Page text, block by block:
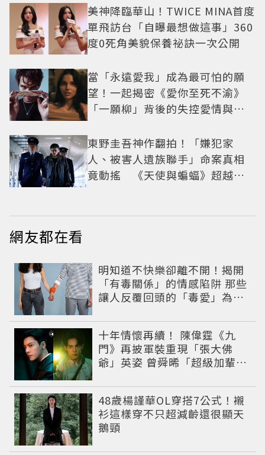
美神降臨華山！TWICE MINA首度
單飛訪台「自曝最想做這事」360
度0死角美貌保養祕訣一次公開
當「永遠愛我」成為最可怕的願
望！一起揭密《愛你至死不渝》
「一願柳」背後的失控愛情與爆
東野圭吾神作翻拍！「嫌犯家
人、被害人遺族聯手」命案真相
竟動搖 《天使與蝙蝠》超越懸
網友都在看
明知道不快樂卻離不開！揭開
「有毒關係」的情感陷阱 那些
讓人反覆回頭的「毒愛」為何
十年情懷再續！ 陳偉霆《九
門》再披軍裝重現「張大佛
爺」英姿 曾舜晞「超級加輩」
48歲楊謹華OL穿搭7公式！襯
衫這樣穿不只超減齡還很顯天
鵝頸